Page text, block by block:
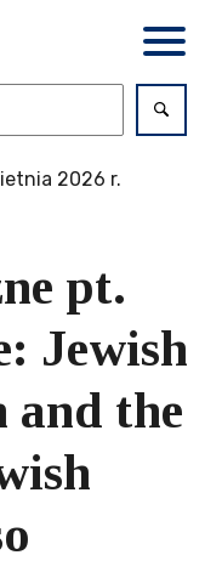
2026 r.
pt.
Jewish
and the